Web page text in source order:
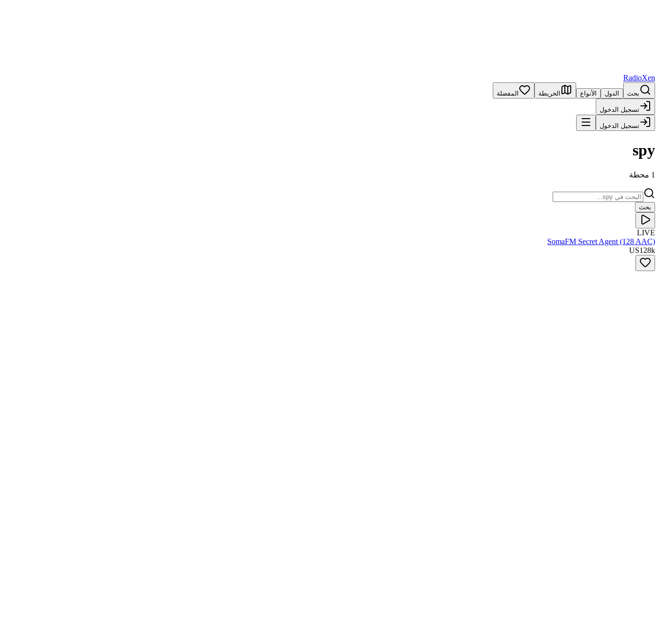
RadioXen
بحث الدول الأنواع الخريطة المفضلة
تسجيل الدخول
تسجيل الدخول
spy
1 محطة
بحث
LIVE
SomaFM Secret Agent (128 AAC)
US128k